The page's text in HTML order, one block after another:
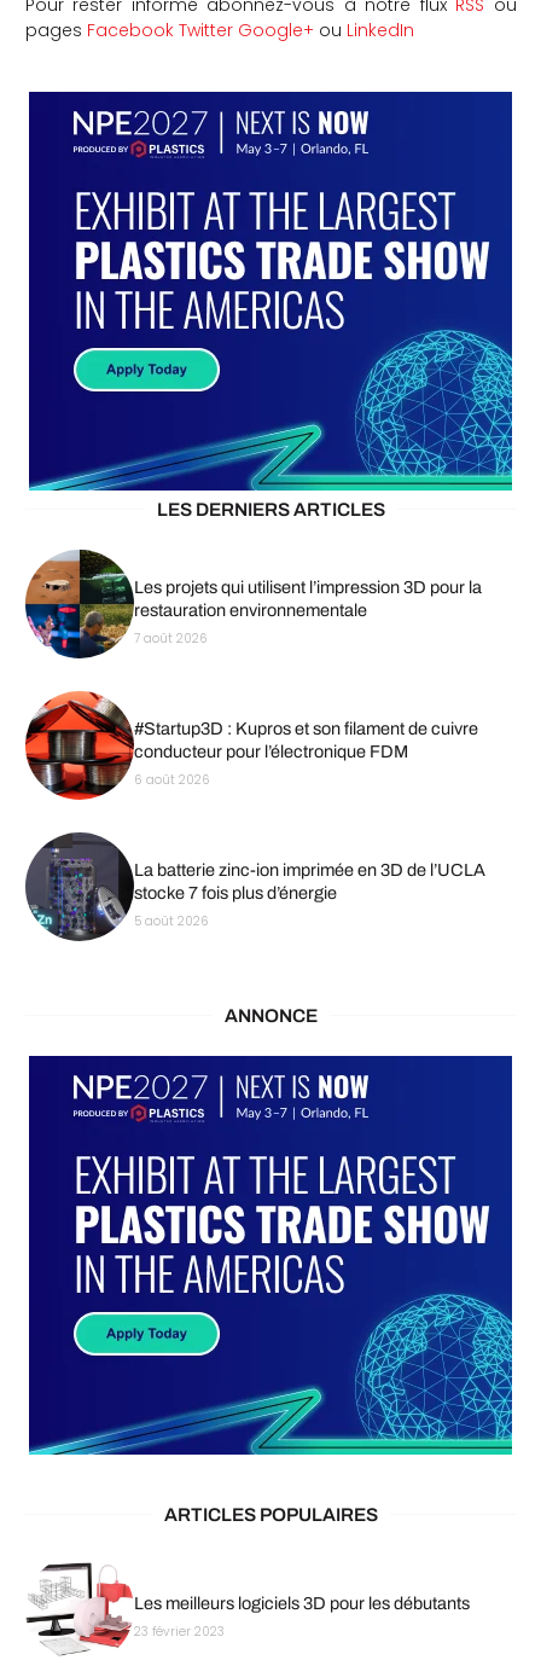
Pour rester informé abonnez-vous à notre flux RSS ou
pages Facebook Twitter Google+ ou LinkedIn
LES DERNIERS ARTICLES
Les projets qui utilisent l’impression 3D pour la
restauration environnementale
7 août 2026
#Startup3D : Kupros et son filament de cuivre
conducteur pour l’électronique FDM
6 août 2026
La batterie zinc-ion imprimée en 3D de l’UCLA
stocke 7 fois plus d’énergie
5 août 2026
ANNONCE
ARTICLES POPULAIRES
Les meilleurs logiciels 3D pour les débutants
23 février 2023